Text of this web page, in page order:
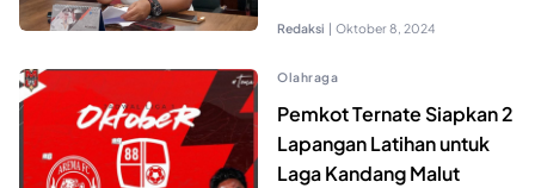
Redaksi | Oktober 8, 2024
Olahraga
Pemkot Ternate Siapkan 2
Lapangan Latihan untuk
Laga Kandang Malut